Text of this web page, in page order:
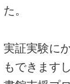
た。
実証実験に
もできます